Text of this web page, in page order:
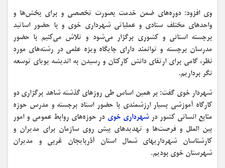
وی افزود: دوره‌های ضمن خدمت بصورت تخصصی و برای بخش‌ها و
واحدهای مختلف ستادی و عملیاتی شهرداری خوی و با حضور اساتید
برجسته استانی و کشوری برگزار می‌شود و تلاش می‌کنیم با حضور
مدرسان برجسته و توانمند دارای جایگاه ویژه علمی در رشته‌های مورد
نظر، گامی برای ارتقای دانش کارکنان و رسیدن به اندیشه پویای توسعه
نگر برداریم.
شهردار خوی گفت: بر همین اساس طی روزهای گذشته شاهد برگزاری دو
کارگاه آموزشی بسیار ارزشمندی با حضور استاد برجسته و مدرس حوزه
منابع انسانی کشور درشهرداری خوی در حوزه‌های روابط عمومی و امور
بین الملل و فرصت‌ها و تهدیدهای پیش روی سازمان برای مدیران و
کارشناسان شهرداریهای شمال استان آذربایجان غربی و مدیران
شهرستان خوی بودیم.